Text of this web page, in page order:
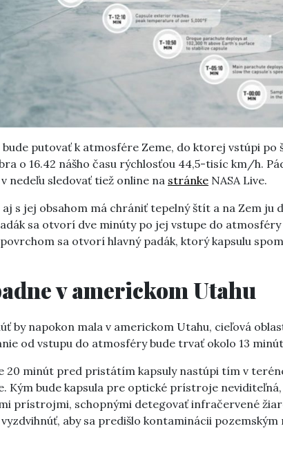
bude putovať k atmosfére Zeme, do ktorej vstúpi po
o 16.42 nášho času rýchlosťou 44,5-tisíc km/h.
nedeľu sledovať tiež online na stránke NASA Live.
aj s jej obsahom má chrániť tepelný štít a na Zem ju
sa otvorí dve minúty po jej vstupe do atmosféry
sa otvorí hlavný padák, ktorý kapsulu
v americkom Utahu
by napokon mala v americkom Utahu, cieľová
od vstupu do atmosféry bude trvať okolo 13
20 minút pred pristátím kapsuly nastúpi tím v
Kým bude kapsula pre optické prístroje
prístrojmi, schopnými detegovať infračervené
aby sa predišlo kontaminácii